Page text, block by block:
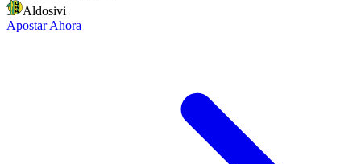
Aldosivi
Apostar Ahora